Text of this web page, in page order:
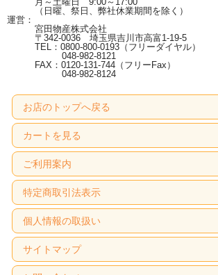
（日曜、祭日、弊社休業期間を除く）
運営：
宮田物産株式会社
〒342-0036 埼玉県吉川市高富1-19-5
TEL：0800-800-0193（フリーダイヤル）
048-982-8121
FAX：0120-131-744（フリーFax）
048-982-8124
お店のトップへ戻る
カートを見る
ご利用案内
特定商取引法表示
個人情報の取扱い
サイトマップ